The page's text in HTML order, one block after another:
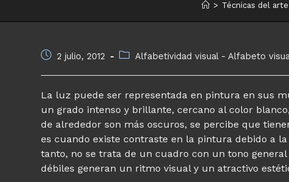
> Técnicas del
Publicación
entrada:
2 julio, 2012
Categoría
entrada:
Alfabetividad visual - Alfabeto
La luz puede ser representada en pintura en sus
un grado intenso y brillante, cercano al color
de alrededor son más oscuros, se percibe que
es cuando existe contraste en la pintura debido a
tanto, no se trata de un cuadro con un tono
débiles generan un ritmo visual y un atractivo